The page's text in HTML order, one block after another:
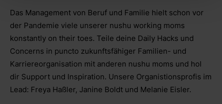
Das Management von Beruf und Familie hielt schon vor
der Pandemie viele unserer nushu working moms
konstantly on their toes. Teile deine Daily Hacks und
Concerns in puncto zukunftsfähiger Familien- und
Karriereorganisation mit anderen nushu moms und hol
dir Support und Inspiration. Unsere Organistionsprofis im
Lead: Freya Haßler, Janine Boldt und Melanie Eisler.